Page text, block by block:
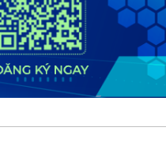
Bản đồ
Nam
cáo
dữ